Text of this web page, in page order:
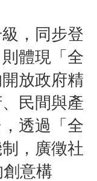
，同步登
體現「全
放政府精
民間與產
透過「全
，廣徵社
意構